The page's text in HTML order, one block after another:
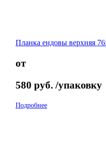
Планка ендовы верхняя
от
580 руб. /упаковку
Подробнее